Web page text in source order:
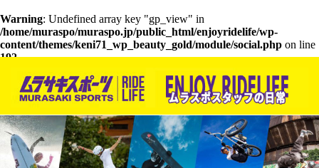
Warning: Undefined array key "gp_view" in
/home/muraspo/muraspo.jp/public_html/enjoyridelife/wp-
content/themes/keni71_wp_beauty_gold/module/social.php on line
192